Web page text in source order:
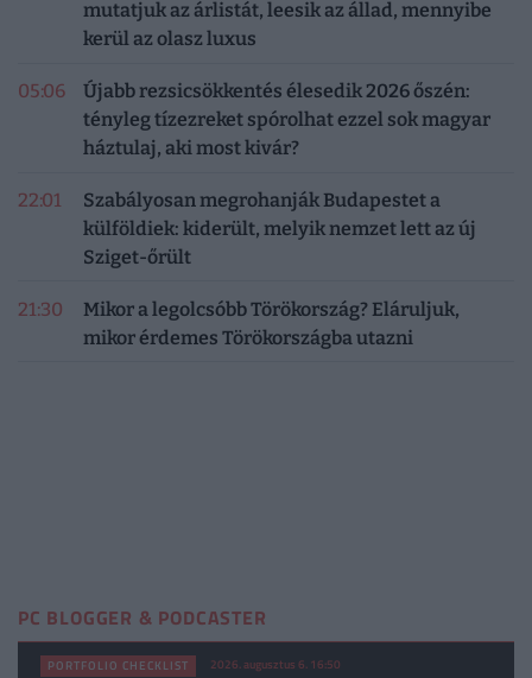
mutatjuk az árlistát, leesik az állad, mennyibe
kerül az olasz luxus
05:06
Újabb rezsicsökkentés élesedik 2026 őszén:
tényleg tízezreket spórolhat ezzel sok magyar
háztulaj, aki most kivár?
22:01
Szabályosan megrohanják Budapestet a
külföldiek: kiderült, melyik nemzet lett az új
Sziget-őrült
21:30
Mikor a legolcsóbb Törökország? Eláruljuk,
mikor érdemes Törökországba utazni
PC BLOGGER & PODCASTER
PORTFOLIO CHECKLIST 2026. augusztus 6. 16:50